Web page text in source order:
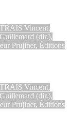
Vincent,
(dir.),
Prujiner, Éditions
Vincent,
(dir.),
Prujiner, Éditions